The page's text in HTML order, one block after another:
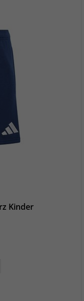
Kinder